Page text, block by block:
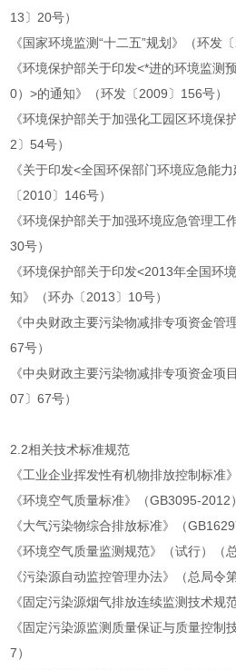
13〕20号）
《国家环境监测“十二五”规划》（环发
《环境保护部关于印发<*进的环境监测
0）>的通知》（环发〔2009〕156号）
《环境保护部关于加强化工园区环境保
2〕54号）
《关于印发<全国环保部门环境应急能
〔2010〕146号）
《环境保护部关于加强环境应急管理工
30号）
《环境保护部关于印发<2013年全国环
知》（环办〔2013〕10号）
《中央财政主要污染物减排专项资金管
67号）
《中央财政主要污染物减排专项资金项
07〕67号）
2.2相关技术标准规范
《工业企业挥发性有机物排放控制标准
《环境空气质量标准》（GB3095-2012）
《大气污染物综合排放标准》（
《环境空气质量监测规范》（试行）（
《污染源自动监控管理办法》（总局令
《固定污染源烟气排放连续监测技术规
《固定污染源监测质量保证与质量控制
7）